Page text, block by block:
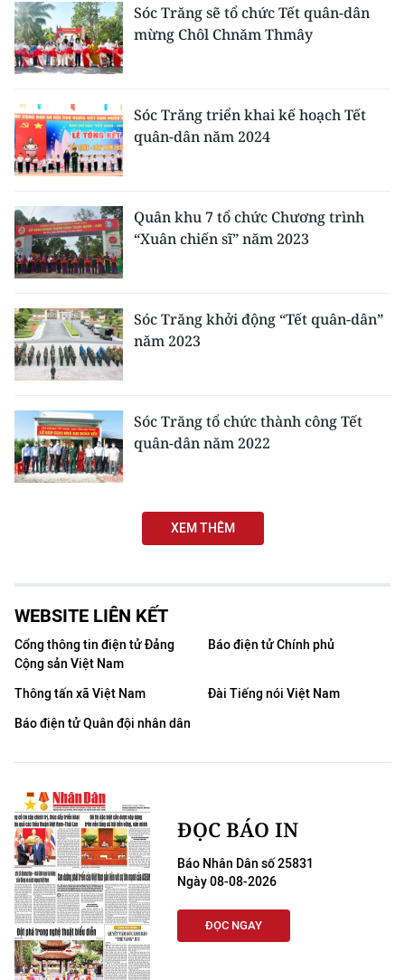
Media Chính trị
Media Kinh tế
Media Xã hội
Media Pháp luật
Media Du lịch
Media Thế giới
Media Giáo dục
Media Y tế
Media Khoa học - Công nghệ
Media Môi trường
TIN ĐỊA PHƯƠNG
Trung du và miền núi phía Bắc
Đồng bằng sông Hồng
Duyên hải Nam Trung Bộ và Tây
Nguyên
Đông Nam Bộ
Đồng bằng sông Cửu Long
Chuyên trang Hà Nội
Sóc Trăng sẽ tổ chức Tết quân-dân
mừng Chôl Chnăm Thmây
Sóc Trăng triển khai kế hoạch Tết
quân-dân năm 2024
Quân khu 7 tổ chức Chương trình
“Xuân chiến sĩ” năm 2023
Sóc Trăng khởi động “Tết quân-dân”
năm 2023
Sóc Trăng tổ chức thành công Tết
quân-dân năm 2022
XEM THÊM
WEBSITE LIÊN KẾT
Cổng thông tin điện tử Đảng
Cộng sản Việt Nam
Báo điện tử Chính phủ
Thông tấn xã Việt Nam
Đài Tiếng nói Việt Nam
Báo điện tử Quân đội nhân dân
ĐỌC BÁO IN
Báo Nhân Dân số 25831
Ngày 08-08-2026
ĐỌC NGAY